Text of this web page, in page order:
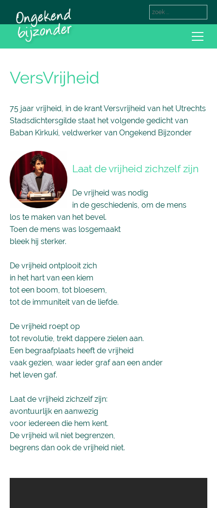
VersVrijheid
75 jaar vrijheid, in de krant Versvrijheid van het Utrechts
Stadsdichtersgilde staat het volgende gedicht van
Baban Kirkuki, veldwerker van Ongekend Bijzonder
Laat de vrijheid zichzelf zijn
De vrijheid was nodig
in de geschiedenis, om de mens
los te maken van het bevel.
Toen de mens was losgemaakt
bleek hij sterker.
De vrijheid ontplooit zich
in het hart van een kiem
tot een boom, tot bloesem,
tot de immuniteit van de liefde.
De vrijheid roept op
tot revolutie, trekt dappere zielen aan.
Een begraafplaats heeft de vrijheid
vaak gezien, waar ieder graf aan een ander
het leven gaf.
Laat de vrijheid zichzelf zijn:
avontuurlijk en aanwezig
voor iedereen die hem kent.
De vrijheid wil niet begrenzen,
begrens dan ook de vrijheid niet.